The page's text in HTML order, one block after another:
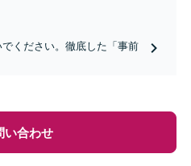
ください。徹底した「事前
い合わせ